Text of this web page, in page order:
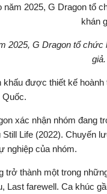
2025, G Dragon tổ
giả.
được thiết kế
Quốc.
xác nhận nhóm đang
Life (2022). Chuyến
nghiệp của nhóm.
trở thành một trong
Last farewell. Ca khúc